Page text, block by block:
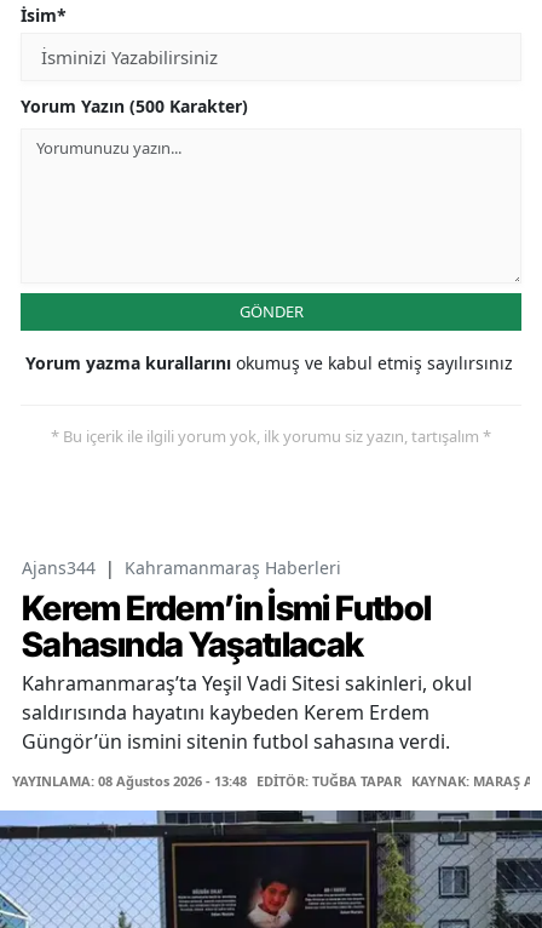
İsim*
Yorum Yazın (500 Karakter)
GÖNDER
Yorum yazma kurallarını okumuş ve kabul etmiş sayılırsınız
* Bu içerik ile ilgili yorum yok, ilk yorumu siz yazın, tartışalım *
Ajans344 | Kahramanmaraş Haberleri
Kerem Erdem’in İsmi Futbol
Sahasında Yaşatılacak
Kahramanmaraş’ta Yeşil Vadi Sitesi sakinleri, okul
saldırısında hayatını kaybeden Kerem Erdem
Güngör’ün ismini sitenin futbol sahasına verdi.
YAYINLAMA: 08 Ağustos 2026 - 13:48 EDİTÖR: TUĞBA TAPAR KAYNAK: MARAŞ